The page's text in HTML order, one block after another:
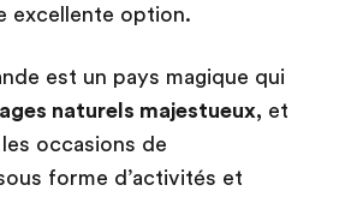
excellente option.
est un pays magique qui
naturels majestueux, et
occasions de
forme d’activités et